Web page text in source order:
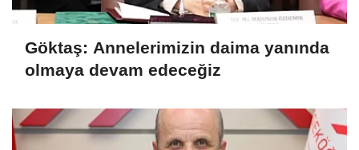
Göktaş: Annelerimizin daima yanında
olmaya devam edeceğiz